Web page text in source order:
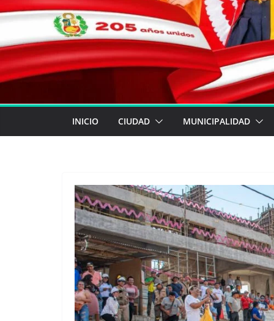
INICIO CIUDAD MUNICIPALIDAD